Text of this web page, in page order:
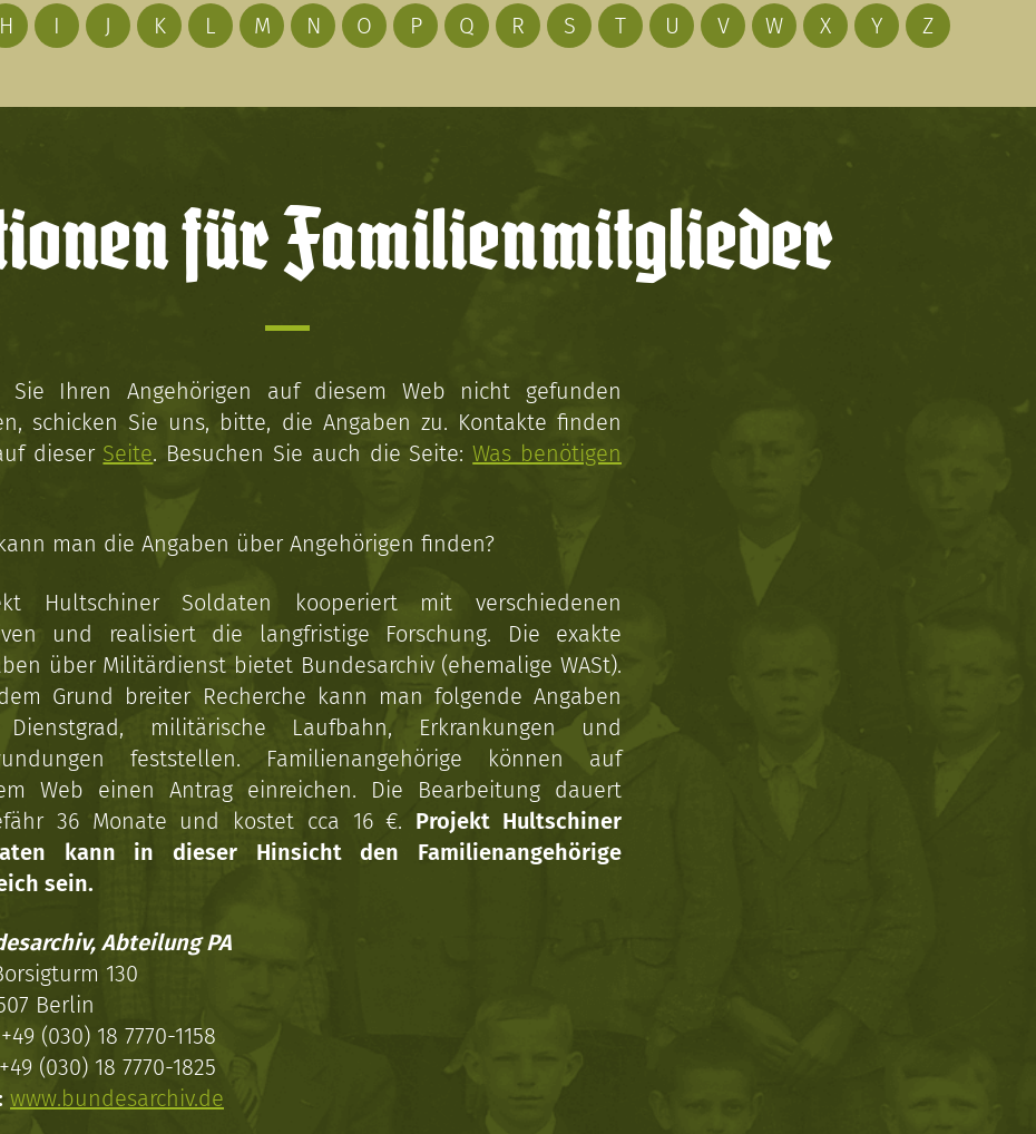
H I J K L M N O P Q R S T U V W X Y Z
für Familienmitglieder
Sie Ihren Angehörigen auf diesem Web nicht gefunden
schicken Sie uns, bitte, die Angaben zu. Kontakte finden
dieser Seite. Besuchen Sie auch die Seite:Was benötigen
man die Angaben über Angehörigen finden?
Hultschiner Soldaten kooperiert mit verschiedenen
und realisiert die langfristige Forschung. Die exakte
über Militärdienst bietet Bundesarchiv (ehemalige WASt).
Grund breiter Recherche kann man folgende Angaben
militärische Laufbahn, Erkrankungen und
feststellen. Familienangehörige können auf
Web einen Antrag einreichen. Die Bearbeitung dauert
36 Monate und kostet cca 16 €. Projekt Hultschiner
kann in dieser Hinsicht den Familienangehörige
sein.
Abteilung PA
130
Berlin
+49 (030) 18 7770-1158
+49 (030) 18 7770-1825
www.bundesarchiv.de